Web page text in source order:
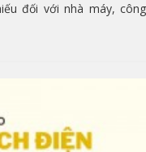
đối với nhà máy, công